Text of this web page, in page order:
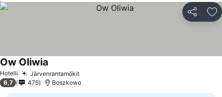
Jaa
Hotelli Järvenrantamökit
Ow Oliwia
6,7 475 Boszkowo